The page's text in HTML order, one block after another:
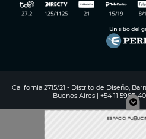
California 2715/21 - Distrito de Diseño,
Buenos Aires | +54 11 5985-